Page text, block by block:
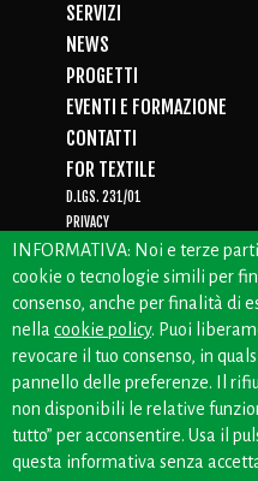
SERVIZI
NEWS
PROGETTI
EVENTI E FORMAZIONE
CONTATTI
FOR TEXTILE
D.LGS. 231/01
PRIVACY
WHISTLEBLOWING
CREDITS:
INFORMATIVA: Noi e terze
cookie o tecnologie simili per
consenso, anche per finalità di
nella cookie policy. Puoi
revocare il tuo consenso, in
pannello delle preferenze. Il
non disponibili le relative
tutto” per acconsentire. Usa il
questa informativa senza